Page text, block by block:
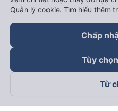
Theo dõi chúng tôi trên
Quản lý cookie. Tìm hiểu thêm
Chấp
Tùy
Từ